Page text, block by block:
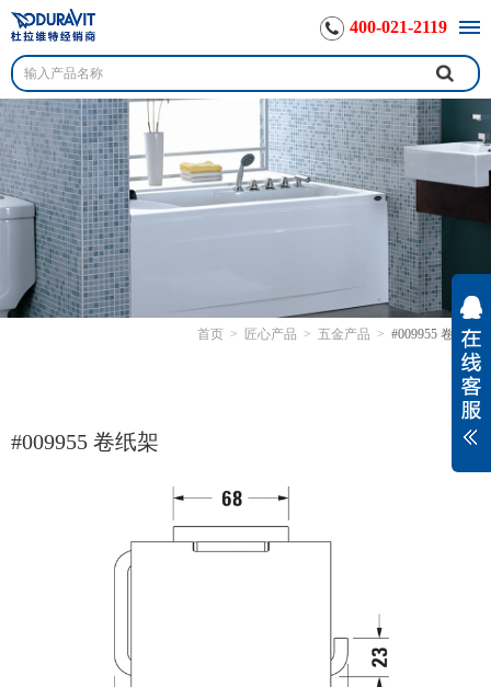
400-021-2119
首页 > 匠心产品 > 五金产品 > #009955 卷纸架
#009955 卷纸架